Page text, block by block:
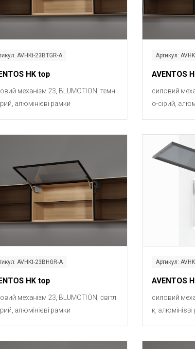
AVHKt-23BTGR-A
HK top
механізм 23, BLUMOTION, темн
алюмінієві рамки
Артикул:
AVENTOS
силовий
о-сірий,
AVHKt-23BHGR-A
HK top
механізм 23, BLUMOTION, світл
алюмінієві рамки
Артикул:
AVENTOS
силовий
к,